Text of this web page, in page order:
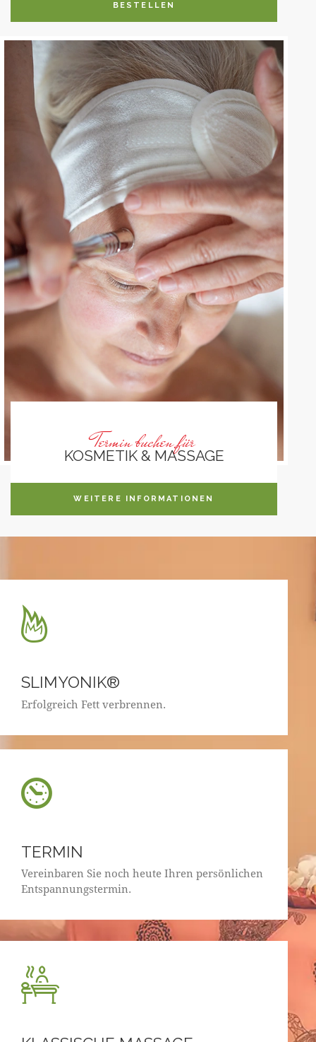
BESTELLEN
Termin buchen für
KOSMETIK & MASSAGE
WEITERE INFORMATIONEN
SLIMYONIK®
Erfolgreich Fett verbrennen.
TERMIN
Vereinbaren Sie noch heute Ihren persönlichen
Entspannungstermin.